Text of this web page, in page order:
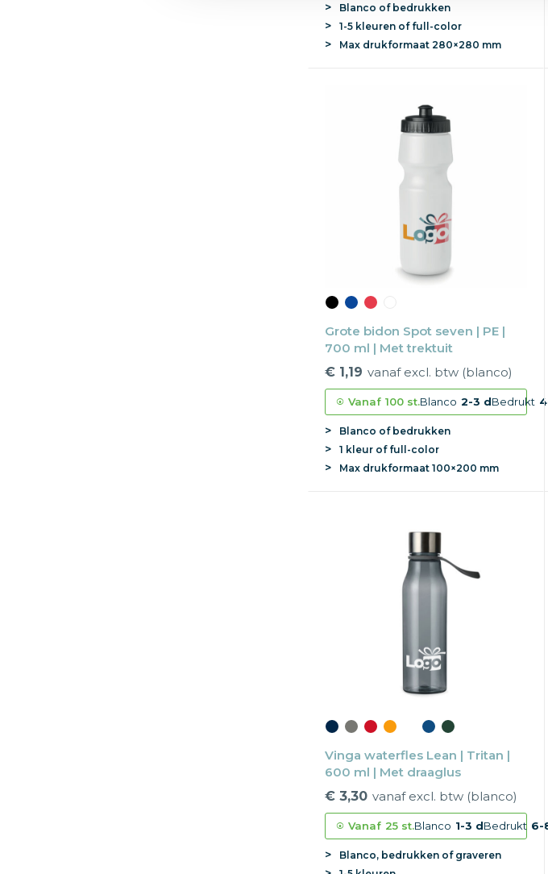
Blanco of bedrukken
1-5 kleuren of full-color
Max drukformaat 280×280 mm
Grote bidon Spot seven | PE |
700 ml | Met trektuit
€ 1,19 vanaf excl. btw (blanco)
Vanaf 100 st.Blanco 2-3 dBedrukt
Blanco of bedrukken
1 kleur of full-color
Max drukformaat 100×200 mm
Vinga waterfles Lean | Tritan |
600 ml | Met draaglus
€ 3,30 vanaf excl. btw (blanco)
Vanaf 25 st.Blanco 1-3 dBedrukt 6-
Blanco, bedrukken of graveren